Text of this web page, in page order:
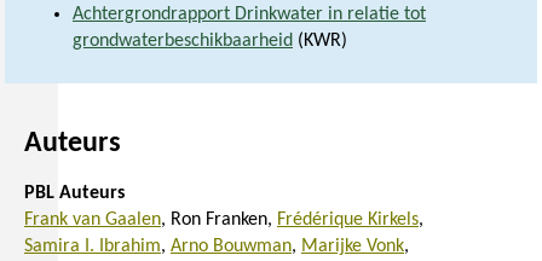
Achtergrondrapport Drinkwater in relatie tot
grondwaterbeschikbaarheid (KWR)
Auteurs
PBL Auteurs
Frank van Gaalen
Ron Franken
Frédérique Kirkels
Samira I. Ibrahim Arno Bouwman
Marijke Vonk